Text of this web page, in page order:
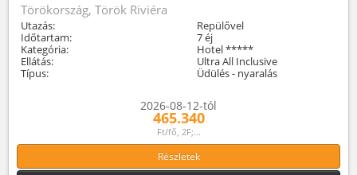
Törökország, Török Riviéra
Utazás:
Repülővel
Időtartam:
7 éj
Kategória:
Hotel *****
Ellátás:
Ultra All Inclusive
Típus:
Üdülés - nyaralás
2026-08-12-tól
465.340
Ft/fő, 2F;...
Részletek